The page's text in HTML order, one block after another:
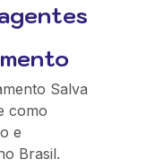
Salva
como
e
Brasil.